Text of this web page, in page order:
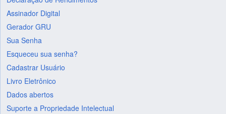
Assinador Digital
Gerador GRU
Sua Senha
Esqueceu sua senha?
Cadastrar Usuário
Livro Eletrônico
Dados abertos
Suporte a Propriedade Intelectual